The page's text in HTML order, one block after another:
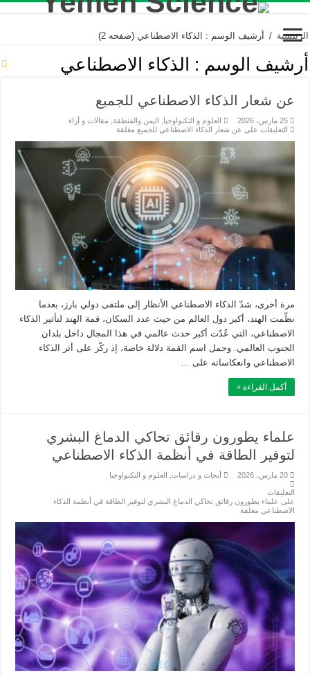
الرئيسية / أرشيف الوسم : الذكاء الاصطناعي (صفحه 2)
أرشيف الوسم : الذكاء الاصطناعي
عن شعار الذكاء الاصطناعي للجميع
25 مارس، 2026 العلوم و التكنواوجيا اليمن والمنطقة
مقالات و آراء
التعليقات على عن شعار الذكاء الاصطناعي للجميع مغلقة
مرة أخرى، شدّ الذكاء الاصطناعي الأنظار إلى ملتقى دولي بارز، بعدما
نظّمت الهند، أكبر دول العالم من حيث عدد السكان، قمة الهند لتأثير الذكاء
الاصطناعي، التي عُدّت أكبر حدث عالمي في هذا المجال داخل بلدان
الجنوب العالمي. وحمل اسم القمة دلالة خاصة، إذ ركّز على أثر الذكاء
الاصطناعي وانعكاساته على …
أكمل القراءة »
علماء يطورون رقائق تحاكي الدماغ البشري
لتوفير الطاقة في أنظمة الذكاء الاصطناعي
20 مارس، 2026 أبحاث و دراسات العلوم و التكنواوجيا
التعليقات
على علماء يطورون رقائق تحاكي الدماغ البشري لتوفير الطاقة في أنظمة الذكاء
الاصطناعي مغلقة